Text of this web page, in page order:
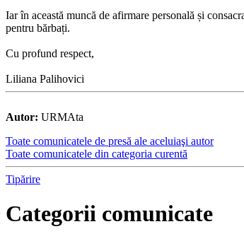
Iar în această muncă de afirmare personală și
pentru bărbați.
Cu profund respect,
Liliana Palihovici
Autor: URMAta
Toate comunicatele de presă ale aceluiaşi autor
Toate comunicatele din categoria curentă
Tipărire
Categorii comunicate